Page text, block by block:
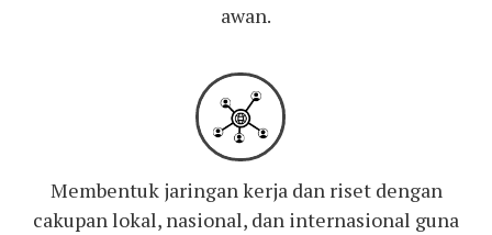
awan.
Membentuk jaringan kerja dan riset dengan
cakupan lokal, nasional, dan internasional guna